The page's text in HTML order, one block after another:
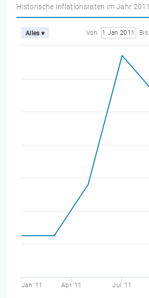
Historische Inflationsraten im Jahr 2011
Alles ▾ Von 1 Jan 2011 Bis
Jan '11 Apr '11 Jul '11